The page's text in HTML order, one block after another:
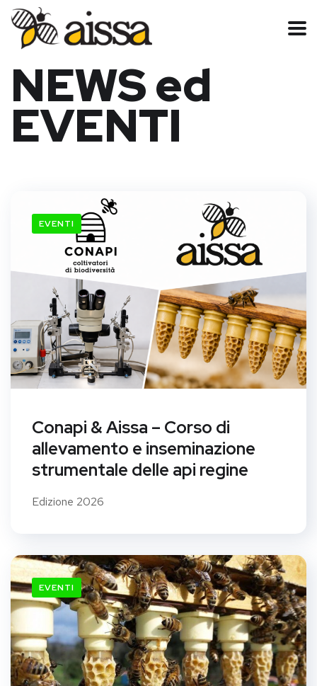
NEWS ed
EVENTI
EVENTI
Conapi & Aissa – Corso di
allevamento e inseminazione
strumentale delle api regine
Edizione 2026
EVENTI